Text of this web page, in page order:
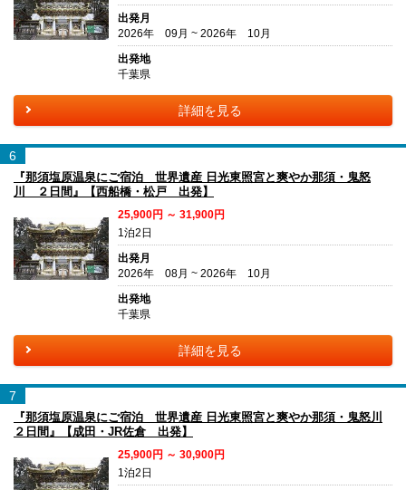
出発月
2026年 09月 ~ 2026年 10月
出発地
千葉県
詳細を見る
6
『那須塩原温泉にご宿泊 世界遺産 日光東照宮と爽やか那須・鬼怒
川 ２日間』【西船橋・松戸 出発】
25,900円 ～ 31,900円
1泊2日
出発月
2026年 08月 ~ 2026年 10月
出発地
千葉県
詳細を見る
7
『那須塩原温泉にご宿泊 世界遺産 日光東照宮と爽やか那須・鬼怒川
２日間』【成田・JR佐倉 出発】
25,900円 ～ 30,900円
1泊2日